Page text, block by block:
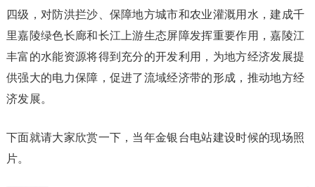
四级，对防洪拦沙、保障地方城市和农业灌溉用水，建成千
里嘉陵绿色长廊和长江上游生态屏障发挥重要作用，嘉陵江
丰富的水能资源将得到充分的开发利用，为地方经济发展提
供强大的电力保障，促进了流域经济带的形成，推动地方经
济发展。
下面就请大家欣赏一下，当年金银台电站建设时候的现场照
片。